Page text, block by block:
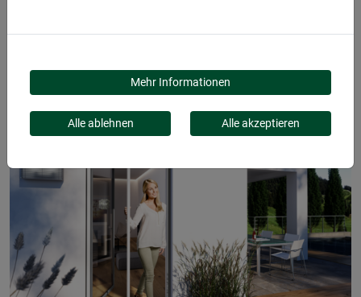
Mehr Informationen
Alle ablehnen Alle akzeptieren